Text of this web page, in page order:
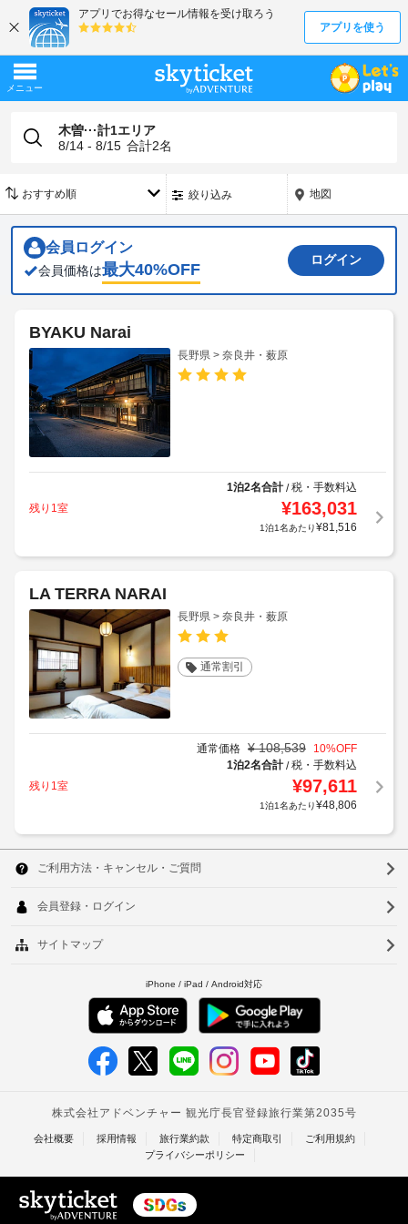
木曽···計1エリア
8/14 - 8/15 合計2名
絞り込み 地図
会員ログイン
会員価格は最大40%OFF
ログイン
BYAKU Narai
長野県 > 奈良井・薮原
1泊2名合計/税・手数料込
残り1室
¥163,031
1泊1名あたり¥81,516
LA TERRA NARAI
長野県 > 奈良井・薮原
通常割引
通常価格 ¥ 108,539 10%OFF
1泊2名合計/税・手数料込
残り1室
¥97,611
1泊1名あたり¥48,806